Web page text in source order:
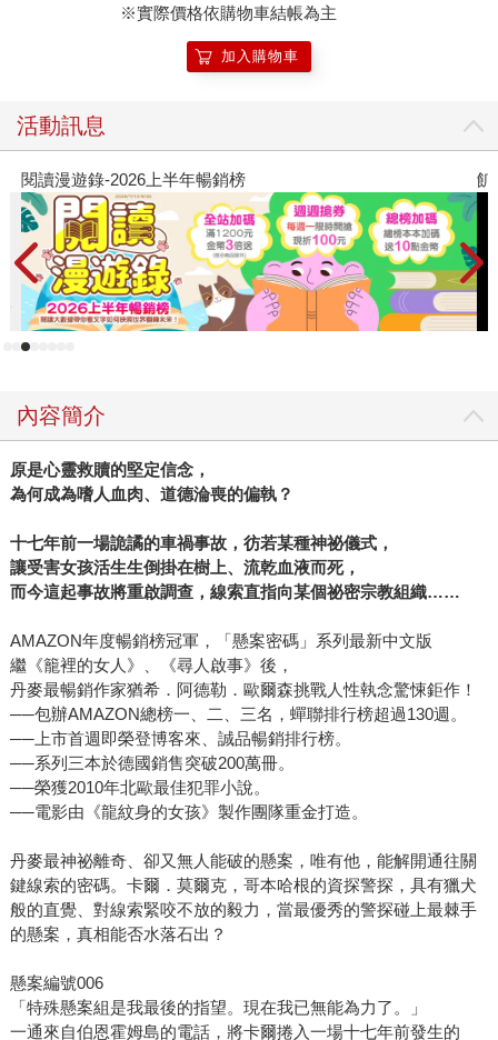
※實際價格依購物車結帳為主
加入購物車
活動訊息
飢餓遊戲前傳贈早優券
內容簡介
原是心靈救贖的堅定信念，
為何成為嗜人血肉、道德淪喪的偏執？
十七年前一場詭譎的車禍事故，彷若某種神祕儀式，
讓受害女孩活生生倒掛在樹上、流乾血液而死，
而今這起事故將重啟調查，線索直指向某個祕密宗教組織……
AMAZON年度暢銷榜冠軍，「懸案密碼」系列最新中文版
繼《籠裡的女人》、《尋人啟事》後，
丹麥最暢銷作家猶希．阿德勒．歐爾森挑戰人性執念驚悚鉅作！
──包辦AMAZON總榜一、二、三名，蟬聯排行榜超過130週。
──上市首週即榮登博客來、誠品暢銷排行榜。
──系列三本於德國銷售突破200萬冊。
──榮獲2010年北歐最佳犯罪小說。
──電影由《龍紋身的女孩》製作團隊重金打造。
丹麥最神祕離奇、卻又無人能破的懸案，唯有他，能解開通往關
鍵線索的密碼。卡爾．莫爾克，哥本哈根的資探警探，具有獵犬
般的直覺、對線索緊咬不放的毅力，當最優秀的警探碰上最棘手
的懸案，真相能否水落石出？
懸案編號006
「特殊懸案組是我最後的指望。現在我已無能為力了。」
一通來自伯恩霍姆島的電話，將卡爾捲入一場十七年前發生的